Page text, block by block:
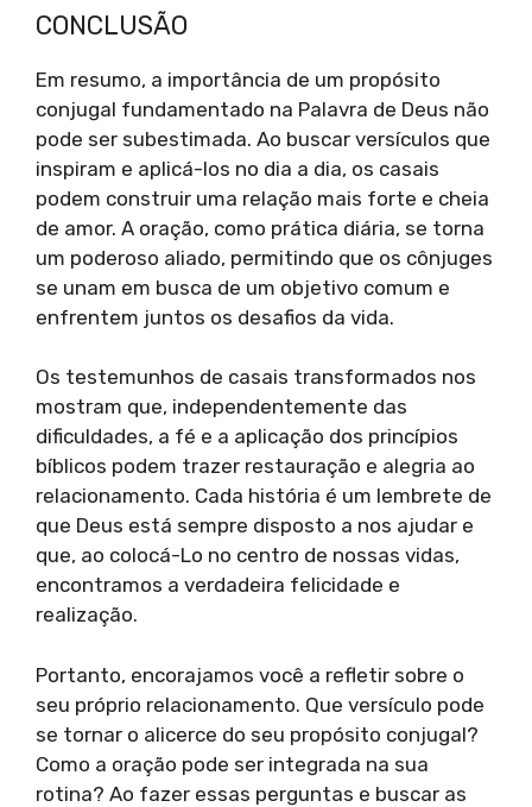
CONCLUSÃO
Em resumo, a importância de um propósito
conjugal fundamentado na Palavra de Deus não
pode ser subestimada. Ao buscar versículos que
inspiram e aplicá-los no dia a dia, os casais
podem construir uma relação mais forte e cheia
de amor. A oração, como prática diária, se torna
um poderoso aliado, permitindo que os cônjuges
se unam em busca de um objetivo comum e
enfrentem juntos os desafios da vida.
Os testemunhos de casais transformados nos
mostram que, independentemente das
dificuldades, a fé e a aplicação dos princípios
bíblicos podem trazer restauração e alegria ao
relacionamento. Cada história é um lembrete de
que Deus está sempre disposto a nos ajudar e
que, ao colocá-Lo no centro de nossas vidas,
encontramos a verdadeira felicidade e
realização.
Portanto, encorajamos você a refletir sobre o
seu próprio relacionamento. Que versículo pode
se tornar o alicerce do seu propósito conjugal?
Como a oração pode ser integrada na sua
rotina? Ao fazer essas perguntas e buscar as